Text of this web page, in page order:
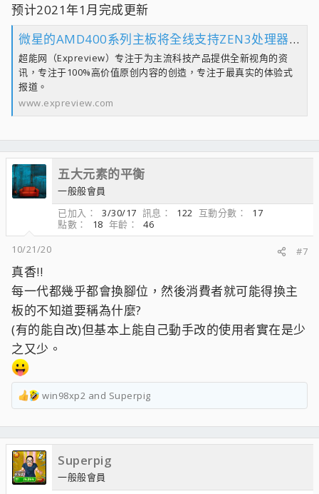
预计2021年1月完成更新
微星的AMD400系列主板将全线支持ZEN3处理器：预计2021年1月完成更新 - 超能网
超能网（Expreview）专注于为主流科技产品提供全新视角的资
讯，专注于100%高价值原创内容的创造，专注于最真实的体验式
报道。
www.expreview.com
五大元素的平衡
一般般會員
已加入
3/30/17 訊息 122 互動分數
17
點數
18 年齡
46
10/21/20
#7
真香!!
每一代都幾乎都會換腳位，然後消費者就可能得換主
板的不知道要稱為什麼?
(有的能自改)但基本上能自己動手改的使用者實在是少
之又少。
R
a
c
t
i
o
win98xp2 and Superpig
Superpig
一般般會員